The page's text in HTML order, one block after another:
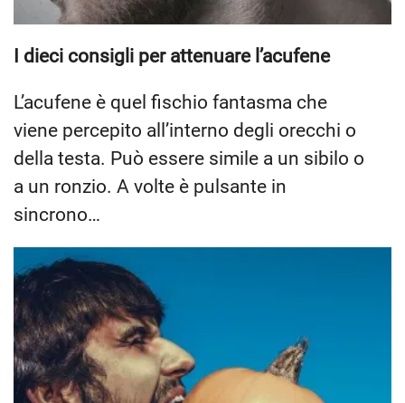
I dieci consigli per attenuare l’acufene
L’acufene è quel fischio fantasma che
viene percepito all’interno degli orecchi o
della testa. Può essere simile a un sibilo o
a un ronzio. A volte è pulsante in
sincrono…